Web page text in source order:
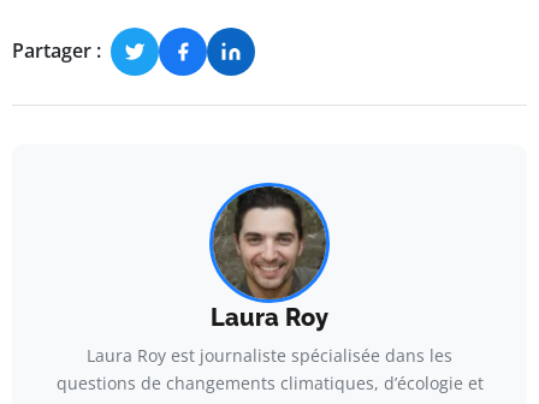
Partager :
Laura Roy
Laura Roy est journaliste spécialisée dans les
questions de changements climatiques, d’écologie et